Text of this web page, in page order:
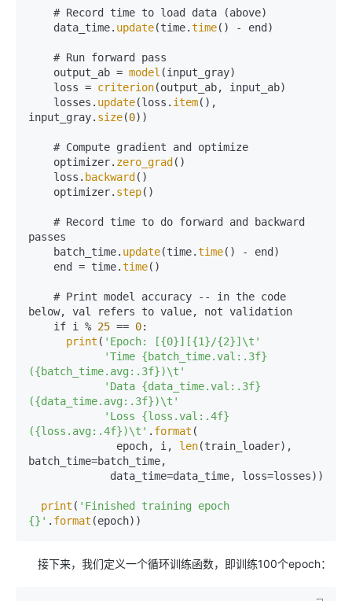
    data_time.
update(time.time() - end)
    output_ab =
model (input_gray)
    loss =
criterion(output_ab, input_ab)
    losses.
update(loss. item(),
input_gray. size(0))
    optimizer.
zero_grad ()
    loss.
backward ()
    optimizer.
step()
passes
    batch_time.
update(time.time() - end)
    end = time.
time()
below, val refers to value, not validation
    if i %
25 == 0:
print ( 'Epoch: [{0}][{1}/{2}]\t'
'Time {batch_time.val:.3f}
({batch_time.avg:.3f})\t'
'Data {data_time.val:.3f}
({data_time.avg:.3f})\t'
'Loss {loss.val:.4f}
({loss.avg:.4f})\t' . format (
              epoch, i,
len(train_loader),
batch_time=batch_time,
print ( 'Finished training epoch
{}' . format
接下来，我们定义一个循环训练函数，即训练100个epoch：